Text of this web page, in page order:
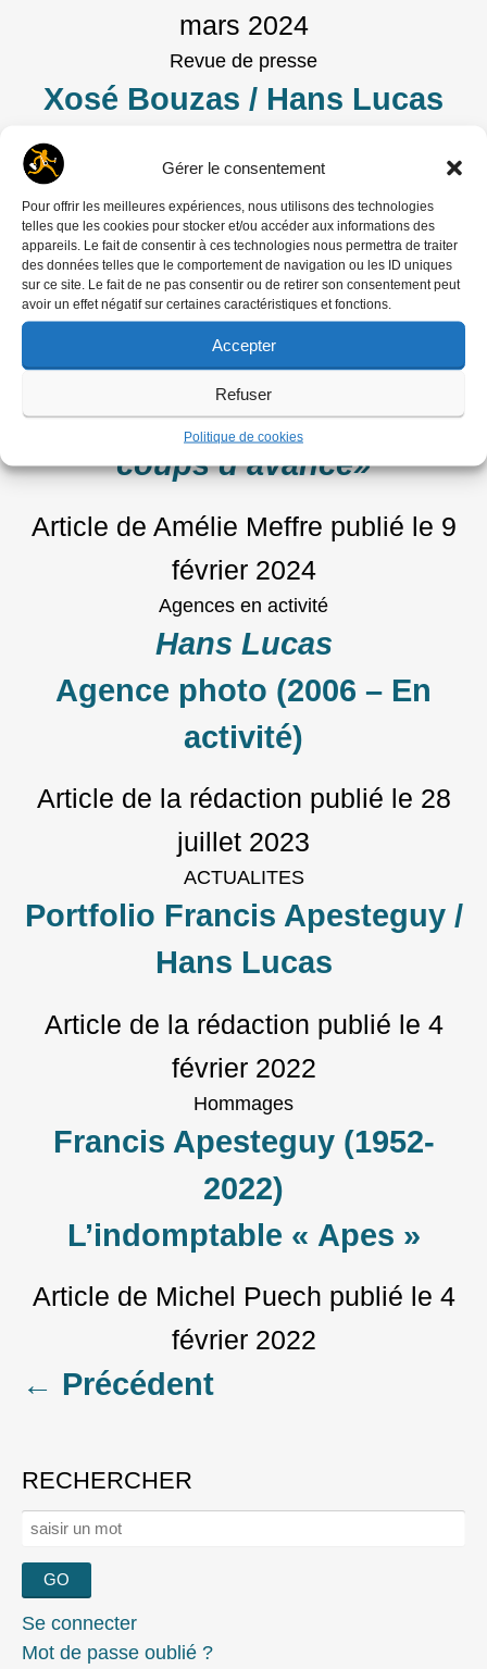
Gérer le consentement
Pour offrir les meilleures expériences, nous utilisons des technologies
telles que les cookies pour stocker et/ou accéder aux informations des
appareils. Le fait de consentir à ces technologies nous permettra de traiter
des données telles que le comportement de navigation ou les ID uniques
sur ce site. Le fait de ne pas consentir ou de retirer son consentement peut
avoir un effet négatif sur certaines caractéristiques et fonctions.
Accepter
Refuser
Politique de cookies
mars 2024
Revue de presse
Xosé Bouzas / Hans Lucas
Une de Libération du 4 mars
Article de la rédactionpublié le8
mars 2024
Benoît Fatou
«En manif, il faut avoir trois
coups d’avance»
Article de Amélie Meffre publié le 9
février 2024
Agences en activité
Hans Lucas
Agence photo (2006 – En
activité)
Article de la rédaction publié le 28
juillet 2023
ACTUALITES
Portfolio Francis Apesteguy /
Hans Lucas
Article de la rédaction publié le 4
février 2022
Hommages
Francis Apesteguy (1952-
2022)
L’indomptable « Apes »
Article de Michel Puech publié le 4
février 2022
Posts
← Précédent
RECHERCHER
Rechercher :
Se connecter
Mot de passe oublié ?